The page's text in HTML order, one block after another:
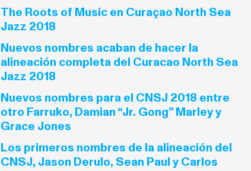
The Roots of Music en Curaçao North Sea
Jazz 2018
Nuevos nombres acaban de hacer la
alineación completa del Curacao North Sea
Jazz 2018
Nuevos nombres para el CNSJ 2018 entre
otro Farruko, Damian “Jr. Gong” Marley y
Grace Jones
Los primeros nombres de la alineación del
CNSJ, Jason Derulo, Sean Paul y Carlos